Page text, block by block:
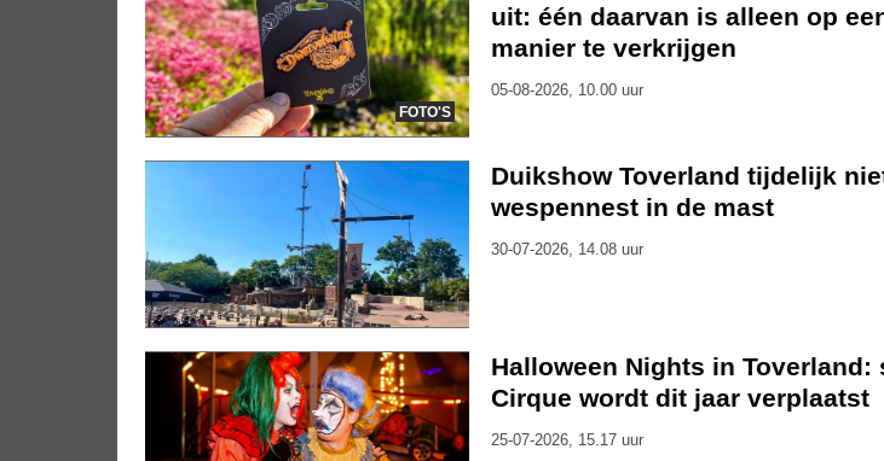
FOTO'S
uit: één daarvan is alleen op
manier te verkrijgen
05-08-2026, 10.00 uur
Duikshow Toverland tijdelijk
wespennest in de mast
30-07-2026, 14.08 uur
Halloween Nights in Toverland:
Cirque wordt dit jaar verplaatst
25-07-2026, 15.17 uur